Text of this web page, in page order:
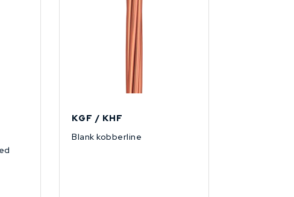
KGF / KHF
Blank kobberline